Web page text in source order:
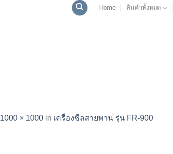
Home สินค้าทั้งหมด
1000 × 1000 in เครื่องซีลสายพาน รุ่น FR-900